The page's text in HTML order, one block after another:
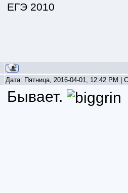
ЕГЭ 2010
Дата: Пятница, 2016-04-01, 12:42 PM |
Бывает.